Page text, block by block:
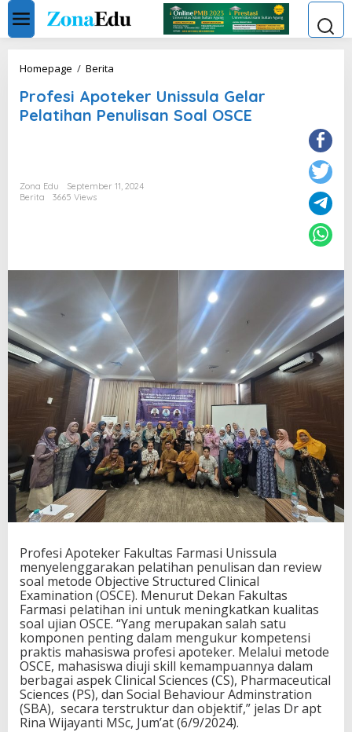
Skip
content
Homepage / Berita
Unissula
Gelar
Pelatihan
Profesi Apoteker Unissula Gelar
Pelatihan Penulisan Soal OSCE
Zona Edu
September 11, 2024
Berita
3665 Views
Profesi Apoteker Fakultas Farmasi Unissula
menyelenggarakan pelatihan penulisan dan review
soal metode Objective Structured Clinical
Examination (OSCE). Menurut Dekan Fakultas
Farmasi pelatihan ini untuk meningkatkan kualitas
soal ujian OSCE. “Yang merupakan salah satu
komponen penting dalam mengukur kompetensi
praktis mahasiswa profesi apoteker. Melalui metode
OSCE, mahasiswa diuji skill kemampuannya dalam
berbagai aspekClinical Sciences (CS), Pharmaceutical
Sciences (PS), dan Social Behaviour Adminstration
(SBA), secara terstruktur dan objektif,” jelas Dr apt
Rina Wijayanti MSc, Jum’at (6/9/2024).